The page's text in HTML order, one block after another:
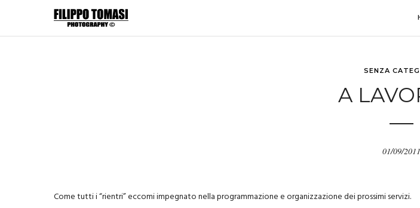
SENZA
A
01/09/2011
Come tutti i “rientri” eccomi impegnato nella programmazione e organizzazione dei prossimi servizi.